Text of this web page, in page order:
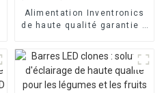
Alimentation Inventronics
de haute qualité garantie 5
à LED